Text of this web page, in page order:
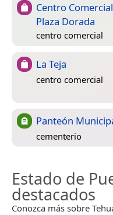
Centro Comercial
Plaza Dorada
centro comercial
La Teja
centro comercial
Panteón
cementerio
Estado de
destacados
Conozca más sobre